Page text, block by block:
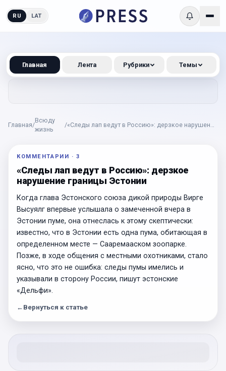
RU LAT
Главная/
Всюду
жизнь
/«Следы лап ведут в Россию»: дерзкое нарушение
КОММЕНТАРИИ · 3
«Следы лап ведут в Россию»: дерзкое
нарушение границы Эстонии
Когда глава Эстонского союза дикой природы Вирге
Высуялг впервые услышала о замеченной вчера в
Эстонии пуме, она отнеслась к этому скептически:
известно, что в Эстонии есть одна пума, обитающая в
определенном месте — Сааремааском зоопарке.
Позже, в ходе общения с местными охотниками, стало
ясно, что это не ошибка: следы пумы имелись и
указывали в сторону России, пишут эстонские
«Дельфи».
← Вернуться к статье
Главная Лента Рубрики Темы